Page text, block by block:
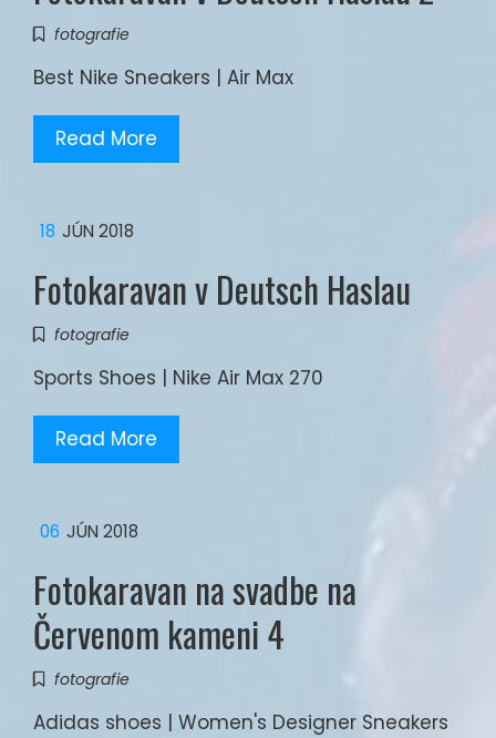
fotografie
Best Nike Sneakers | Air Max
Read More
18 JÚN 2018
Fotokaravan v Deutsch Haslau
fotografie
Sports Shoes | Nike Air Max 270
Read More
06 JÚN 2018
Fotokaravan na svadbe na
Červenom kameni 4
fotografie
Adidas shoes | Women's Designer Sneakers